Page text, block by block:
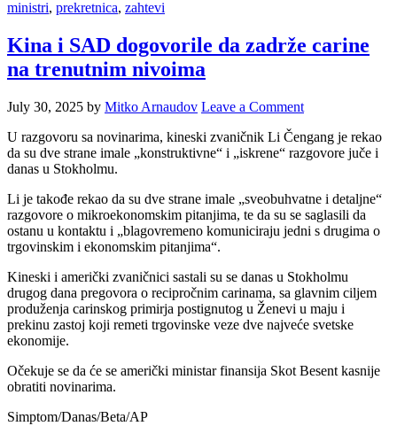
ministri, prekretnica, zahtevi
Kina i SAD dogovorile da zadrže carine
na trenutnim nivoima
July 30, 2025 by Mitko Arnaudov Leave a Comment
U razgovoru sa novinarima, kineski zvaničnik Li Čengang je rekao
da su dve strane imale „konstruktivne“ i „iskrene“ razgovore juče i
danas u Stokholmu.
Li je takođe rekao da su dve strane imale „sveobuhvatne i detaljne“
razgovore o mikroekonomskim pitanjima, te da su se saglasili da
ostanu u kontaktu i „blagovremeno komuniciraju jedni s drugima o
trgovinskim i ekonomskim pitanjima“.
Kineski i američki zvaničnici sastali su se danas u Stokholmu
drugog dana pregovora o recipročnim carinama, sa glavnim ciljem
produženja carinskog primirja postignutog u Ženevi u maju i
prekinu zastoj koji remeti trgovinske veze dve najveće svetske
ekonomije.
Očekuje se da će se američki ministar finansija Skot Besent kasnije
obratiti novinarima.
Simptom/Danas/Beta/AP